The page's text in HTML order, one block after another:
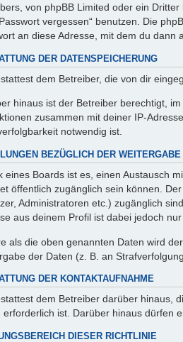
von phpBB Limited oder ein
vergessen“ benutzen. Die
an diese Adresse, mit dem du dann
DER DATENSPEICHERUNG
dem Betreiber, die von dir
hinaus ist der Betreiber berechtigt,
zusammen mit deiner IP-
notwendig ist.
BEZÜGLICH DER WEITERGABE
eines Boards ist es, einen Austausch
öffentlich zugänglich sein können.
Administratoren etc.) zugänglich
aus deinem Profil ist dabei jedoch
als die oben genannten Daten wird
der Daten (z. B. an
DER KONTAKTAUFNAHME
dem Betreiber darüber hinaus,
erforderlich ist. Darüber hinaus dürfen
DIESER RICHTLINIE